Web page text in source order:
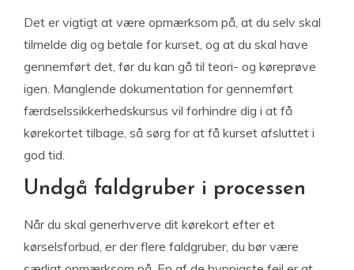
Det er vigtigt at være opmærksom på, at du selv skal
tilmelde dig og betale for kurset, og at du skal have
gennemført det, før du kan gå til teori- og køreprøve
igen. Manglende dokumentation for gennemført
færdselssikkerhedskursus vil forhindre dig i at få
kørekortet tilbage, så sørg for at få kurset afsluttet i
god tid.
Undgå faldgruber i processen
Når du skal generhverve dit kørekort efter et
kørselsforbud, er der flere faldgruber, du bør være